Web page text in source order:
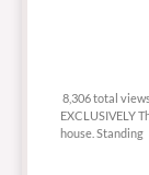
8,306 total
EXCLUSIVELY
house. Standing